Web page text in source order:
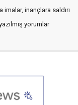
inançlara saldırı
yorumlar